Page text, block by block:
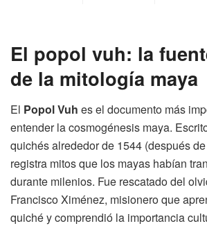
El popol vuh: la
de la mitología maya
El Popol Vuh es el documento más
entender la cosmogénesis maya.
quichés alrededor de 1544 (después
registra mitos que los mayas habían
durante milenios. Fue rescatado del
Francisco Ximénez, misionero que
quiché y comprendió la importancia